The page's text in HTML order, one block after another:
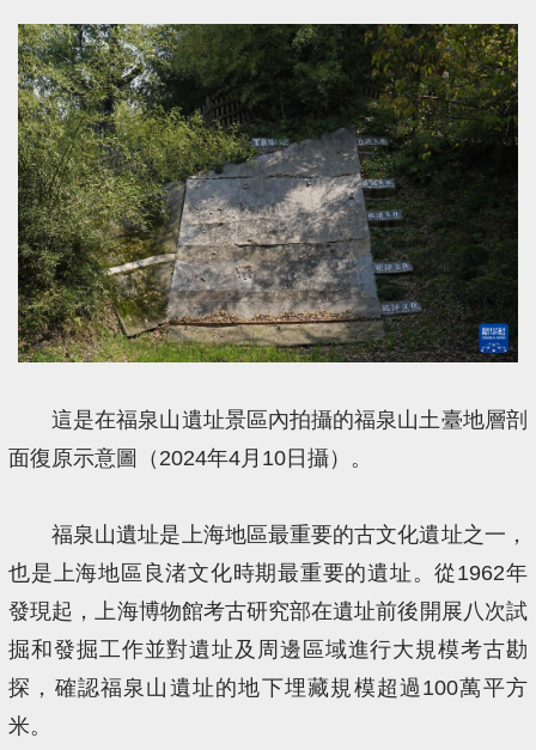
這是在福泉山遺址景區內拍攝的福泉山土臺地層剖
面復原示意圖（2024年4月10日攝）。
福泉山遺址是上海地區最重要的古文化遺址之一，
也是上海地區良渚文化時期最重要的遺址。從1962年
發現起，上海博物館考古研究部在遺址前後開展八次試
掘和發掘工作並對遺址及周邊區域進行大規模考古勘
探，確認福泉山遺址的地下埋藏規模超過100萬平方
米。